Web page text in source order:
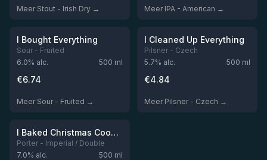
Meer Stout - Irish Dry → Meer IPA - American →
Niet op voorraad
I Bought Everything
Sour - Fruited
6.0% alc. 500 ml
€6.74
Meer Sour - Fruited →
Niet op voorraad
I Cleaned Up Everything
Pilsner - Czech
5.7% alc. 500 ml
€4.84
Meer Pilsner - Czech →
Niet op voorraadI Baked Christmas Cookies
Porter - Imperial / Double
7.0% alc. 500 ml